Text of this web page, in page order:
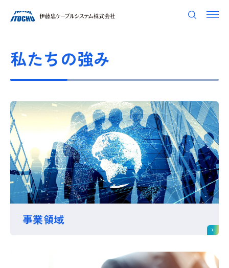
私たちの強み
事業領域